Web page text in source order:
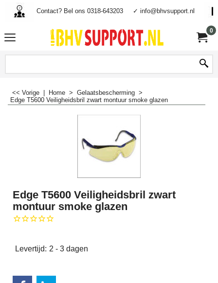
Contact? Bel ons 0318-643203 ✓ info@bhvsupport.nl
0
<< Vorige Home > Gelaatsbescherming >
Edge T5600 Veiligheidsbril zwart montuur smoke glazen
Edge T5600 Veiligheidsbril zwart
montuur smoke glazen
Levertijd: 2 - 3 dagen